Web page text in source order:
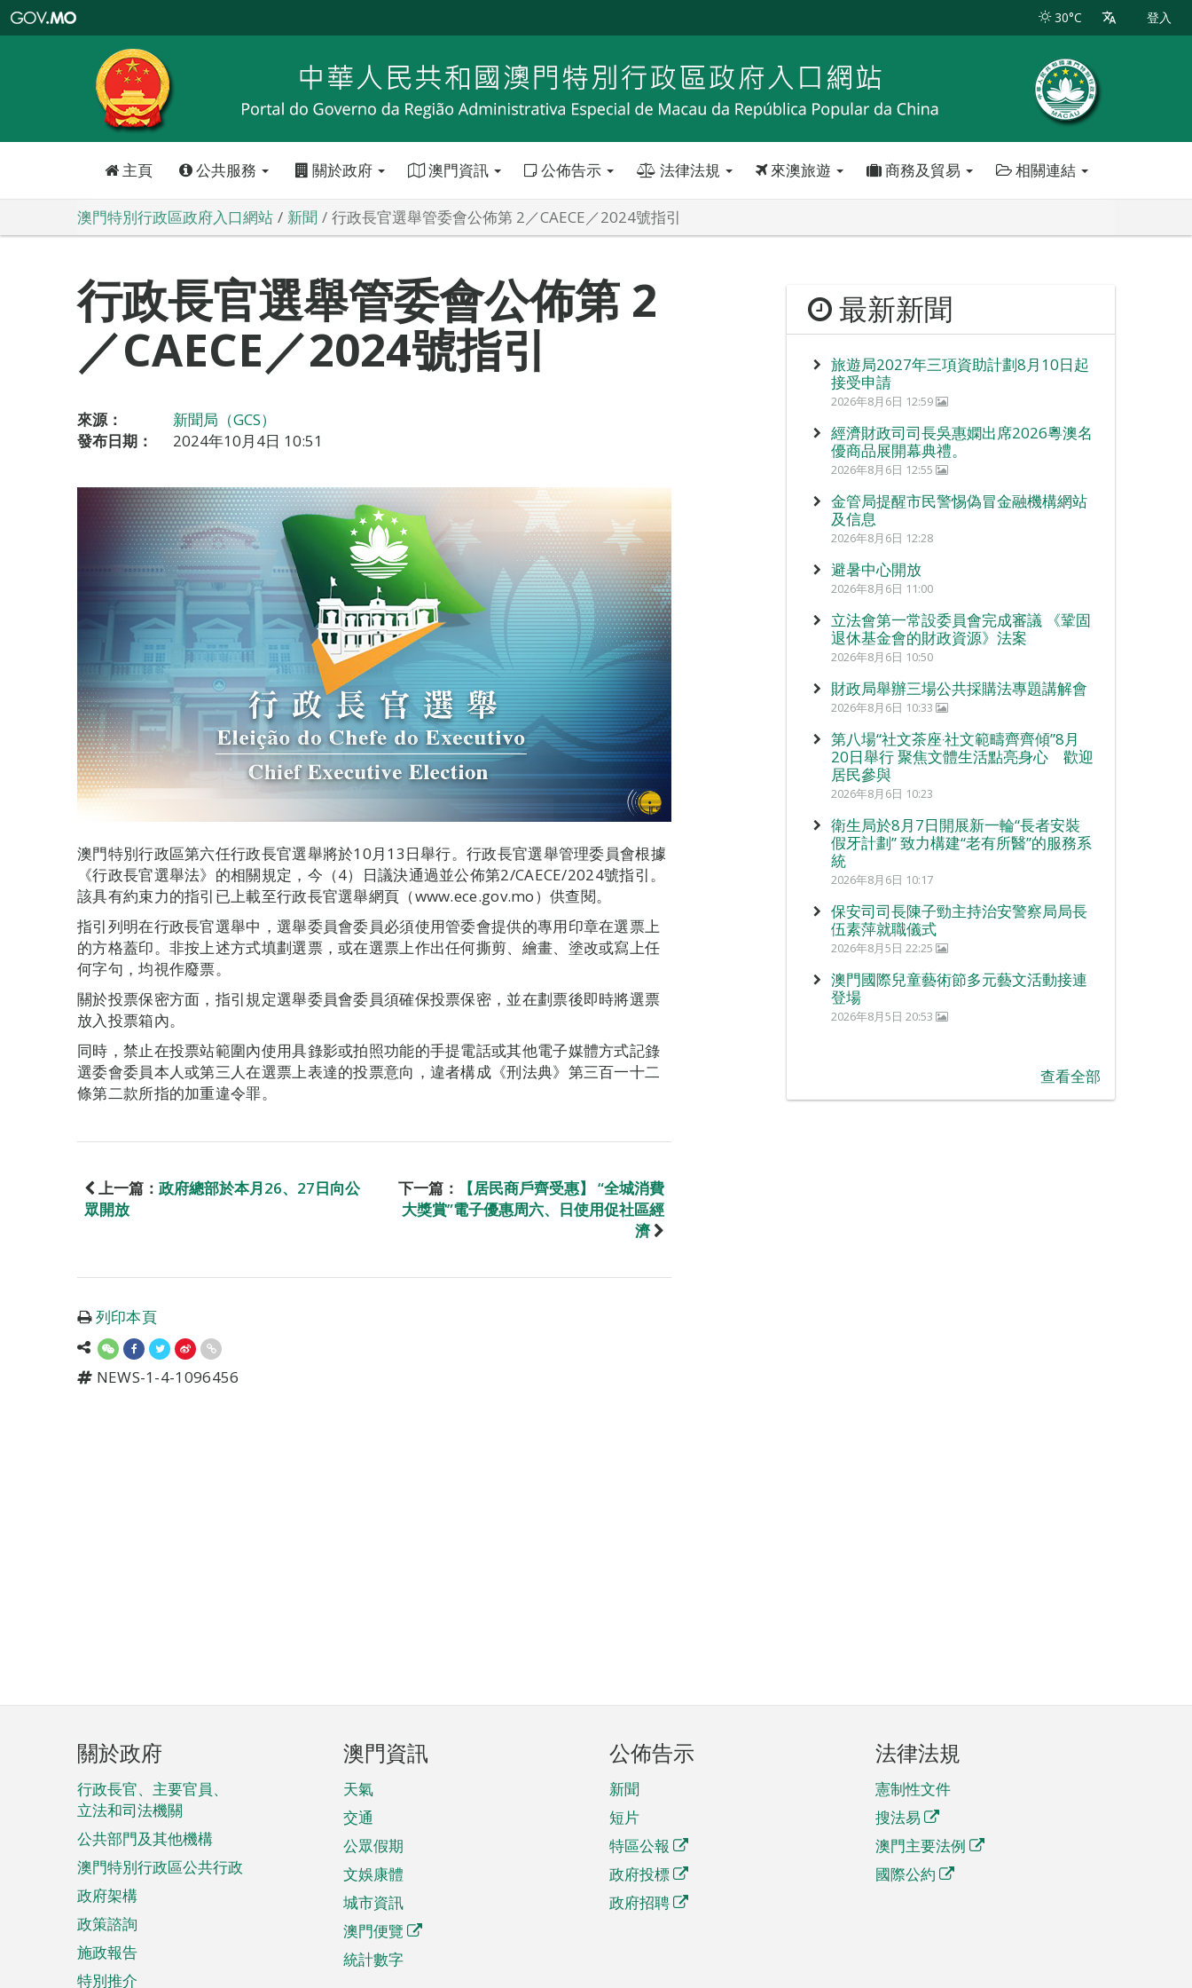
特
政
區
政
口
30°C 登入
主頁 公共服務 關於政府 澳門資訊 公佈告示 法律法規 來澳旅遊 商務及貿易 相關連結
澳門特別行政區政府入口網站 新聞 行政長官選舉管委會公佈第 2／CAECE／2024號指引
行政長官選舉管委會公佈第 2
／CAECE／2024號指引
來源：
新聞局（GCS）
發布日期：
2024年10月4日 10:51
澳門特別行政區第六任行政長官選舉將於10月13日舉行。行政長官選舉管理委員會根據
《行政長官選舉法》的相關規定，今（4）日議決通過並公佈第2/CAECE/2024號指引。
該具有約束力的指引已上載至行政長官選舉網頁（www.ece.gov.mo）供查閱。
指引列明在行政長官選舉中，選舉委員會委員必須使用管委會提供的專用印章在選票上
的方格蓋印。非按上述方式填劃選票，或在選票上作出任何撕剪、繪畫、塗改或寫上任
何字句，均視作廢票。
關於投票保密方面，指引規定選舉委員會委員須確保投票保密，並在劃票後即時將選票
放入投票箱內。
同時，禁止在投票站範圍內使用具錄影或拍照功能的手提電話或其他電子媒體方式記錄
選委會委員本人或第三人在選票上表達的投票意向，違者構成《刑法典》第三百一十二
條第二款所指的加重違令罪。
上一篇： 政府總部於本月26、27日向公
眾開放
下一篇：
【居民商戶齊受惠】 “全城消費
大獎賞”電子優惠周六、日使用促社區經
濟
列印本頁
NEWS-1-4-1096456
最新新聞
旅遊局2027年三項資助計劃8月10日起
接受申請
2026年8月6日 12:59
經濟財政司司長吳惠嫻出席2026粵澳名
優商品展開幕典禮。
2026年8月6日 12:55
金管局提醒市民警惕偽冒金融機構網站
及信息
2026年8月6日 12:28
避暑中心開放
2026年8月6日 11:00
立法會第一常設委員會完成審議 《鞏固
退休基金會的財政資源》法案
2026年8月6日 10:50
財政局舉辦三場公共採購法專題講解會
2026年8月6日 10:33
第八場“社文茶座‧社文範疇齊齊傾”8月
20日舉行 聚焦文體生活點亮身心 歡迎
居民參與
2026年8月6日 10:23
衛生局於8月7日開展新一輪“長者安裝
假牙計劃” 致力構建“老有所醫”的服務系
統
2026年8月6日 10:17
保安司司長陳子勁主持治安警察局局長
伍素萍就職儀式
2026年8月5日 22:25
澳門國際兒童藝術節多元藝文活動接連
登場
2026年8月5日 20:53
查看全部
頁
腳
菜
單
關於政府
行政長官、主要官員、
立法和司法機關
公共部門及其他機構
澳門特別行政區公共行政
政府架構
政策諮詢
施政報告
特別推介
澳門資訊
天氣
交通
公眾假期
文娛康體
城市資訊
澳門便覽
統計數字
公佈告示
新聞
短片
特區公報
政府投標
政府招聘
法律法規
憲制性文件
搜法易
澳門主要法例
國際公約